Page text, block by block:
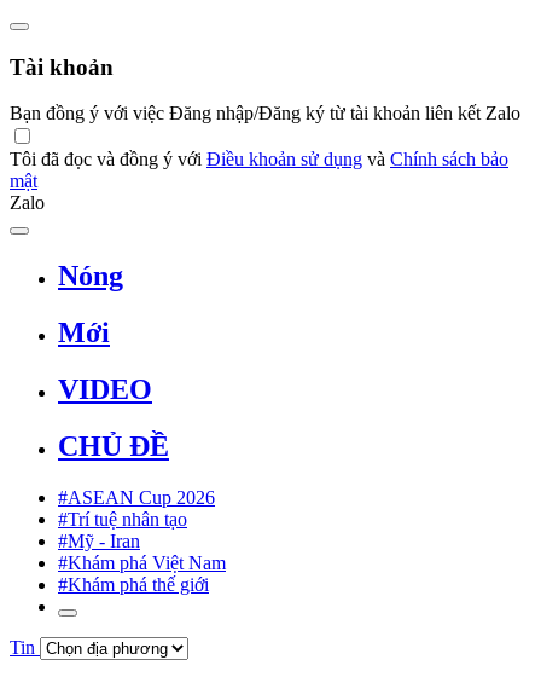
Tài khoản
Bạn đồng ý với việc Đăng nhập/Đăng ký từ tài khoản liên kết Zalo
Tôi đã đọc và đồng ý với Điều khoản sử dụng và Chính sách bảo
mật
Zalo
Nóng
Mới
VIDEO
CHỦ ĐỀ
#ASEAN Cup 2026
#Trí tuệ nhân tạo
#Mỹ - Iran
#Khám phá Việt Nam
#Khám phá thế giới
Tin